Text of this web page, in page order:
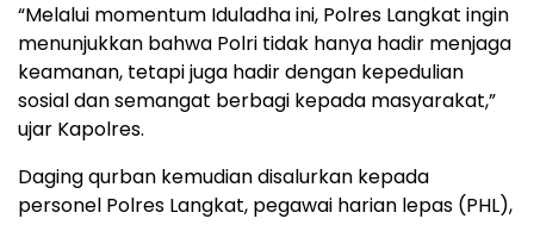
“Melalui momentum Iduladha ini, Polres Langkat ingin
menunjukkan bahwa Polri tidak hanya hadir menjaga
keamanan, tetapi juga hadir dengan kepedulian
sosial dan semangat berbagi kepada masyarakat,”
ujar Kapolres.
Daging qurban kemudian disalurkan kepada
personel Polres Langkat, pegawai harian lepas (PHL),